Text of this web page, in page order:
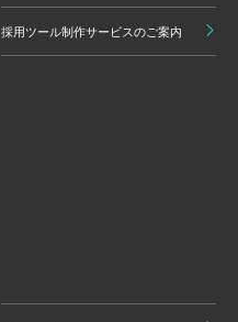
採用ツール制作サービスのご案内